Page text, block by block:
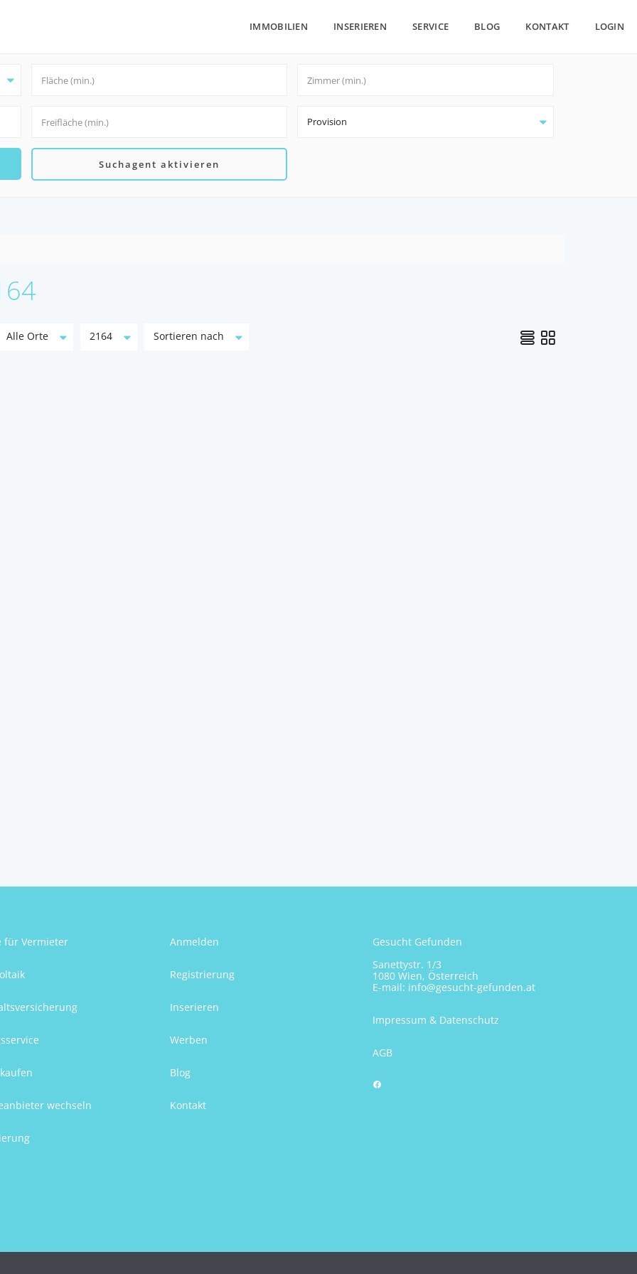
IMMOBILIEN INSERIEREN SERVICE BLOG KONTAKT LOGIN
Provision
Suchagent aktivieren
Alle Orte 2164 Sortieren nach
für Vermieter
wechseln
Anmelden
Registrierung
Inserieren
Werben
Blog
Kontakt
Gesucht Gefunden
Sanettystr. 1/3
1080 Wien, Österreich
E-mail: info@gesucht-gefunden.at
Impressum & Datenschutz
AGB
Facebook